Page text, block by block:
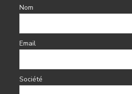
Nom
Email
Société